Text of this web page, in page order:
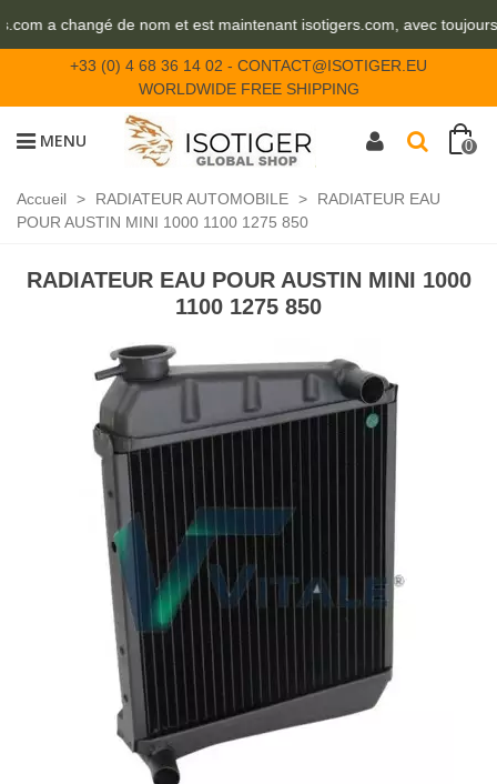
a changé de nom et est maintenant isotigers.com, avec
+33 (0) 4 68 36 14 02 - CONTACT@ISOTIGER.EU
WORLDWIDE FREE SHIPPING
MENU 0
Accueil > RADIATEUR AUTOMOBILE >
RADIATEUR EAU
POUR AUSTIN MINI 1000 1100 1275 850
RADIATEUR EAU POUR AUSTIN MINI 1000
1100 1275 850